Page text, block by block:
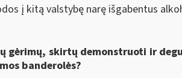
į kitą valstybę narę išgabentus
gėrimų, skirtų demonstruoti ir
banderolės?